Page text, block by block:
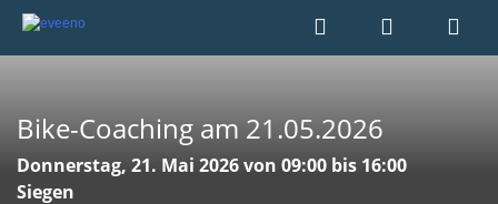
Bike-Coaching am 21.05.2026
Donnerstag, 21. Mai 2026 von 09:00 bis 16:00
Siegen